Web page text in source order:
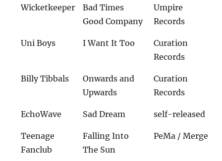
Wicketkeeper
Bad Times
Good Company
Umpire
Records
Uni Boys I Want It Too
Curation
Records
Billy Tibbals
Onwards and
Upwards
Curation
Records
EchoWave Sad Dream self-released
Teenage
Fanclub
Falling Into
The Sun
PeMa / Merge